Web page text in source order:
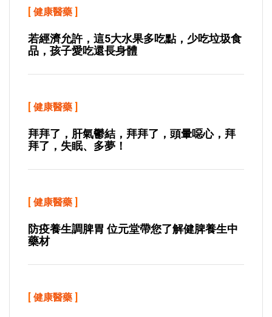
[ 健康醫藥 ]
若經濟允許，這5大水果多吃點，少吃垃圾食
品，孩子愛吃還長身體
[ 健康醫藥 ]
拜拜了，肝氣鬱結，拜拜了，頭暈噁心，拜
拜了，失眠、多夢！
[ 健康醫藥 ]
防疫養生調脾胃 位元堂帶您了解健脾養生中
藥材
[ 健康醫藥 ]